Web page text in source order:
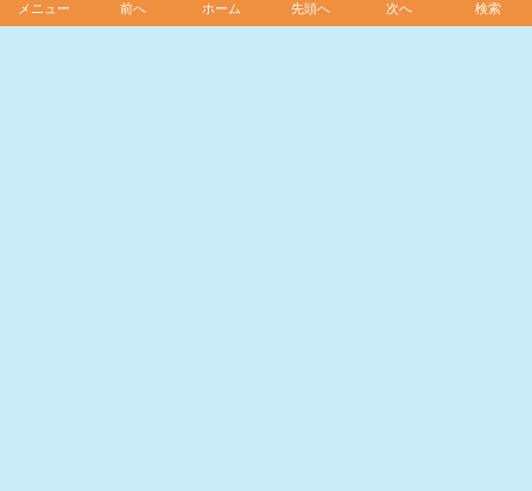
メニュー 検索
前へ ホーム 先頭へ 次へ